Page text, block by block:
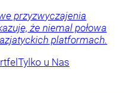
przyzwyczajenia
że niemal połowa
platformach.
Tylko u Nas